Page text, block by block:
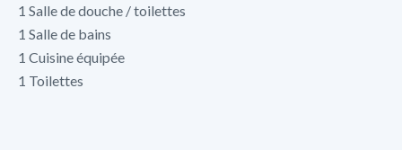
1 Salle de douche / toilettes
1 Salle de bains
1 Cuisine équipée
1 Toilettes